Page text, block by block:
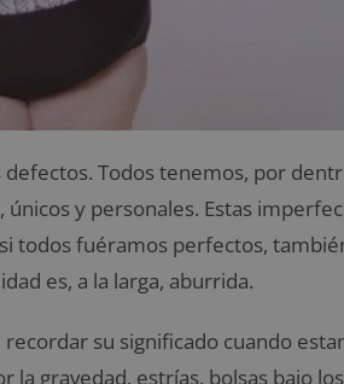
Todos tenemos, por
y personales. Estas
todos fuéramos perfectos,
es, a la larga, aburrida.
su significado cuando
gravedad, estrías, bolsas bajo